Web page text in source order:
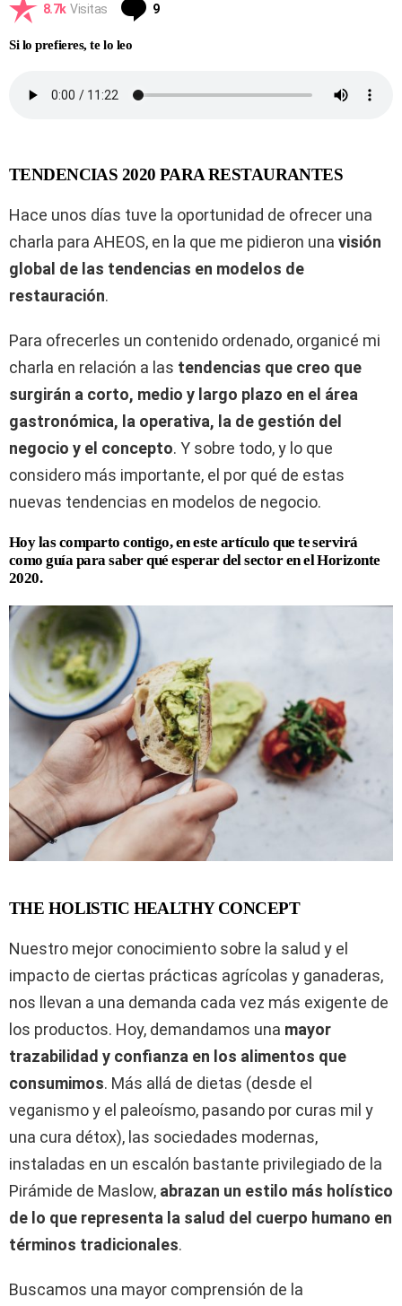
8.7k Visitas 9
Si lo prefieres, te lo leo
TENDENCIAS 2020 PARA RESTAURANTES
Hace unos días tuve la oportunidad de ofrecer una
charla para AHEOS, en la que me pidieron una visión
global de las tendencias en modelos de
restauración.
Para ofrecerles un contenido ordenado, organicé mi
charla en relación a las tendencias que creo que
surgirán a corto, medio y largo plazo en el área
gastronómica, la operativa, la de gestión del
negocio y el concepto. Y sobre todo, y lo que
considero más importante, el por qué de estas
nuevas tendencias en modelos de negocio.
Hoy las comparto contigo, en este artículo que te servirá
como guía para saber qué esperar del sector en el Horizonte
2020.
THE HOLISTIC HEALTHY CONCEPT
Nuestro mejor conocimiento sobre la salud y el
impacto de ciertas prácticas agrícolas y ganaderas,
nos llevan a una demanda cada vez más exigente de
los productos. Hoy, demandamos una mayor
trazabilidad y confianza en los alimentos que
consumimos. Más allá de dietas (desde el
veganismo y el paleoísmo, pasando por curas mil y
una cura détox), las sociedades modernas,
instaladas en un escalón bastante privilegiado de la
Pirámide de Maslow, abrazan un estilo más holístico
de lo que representa la salud del cuerpo humano en
términos tradicionales.
Buscamos una mayor comprensión de la